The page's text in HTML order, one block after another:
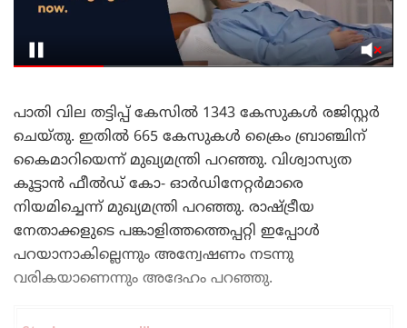
പാതി വില തട്ടിപ്പ് കേസിൽ 1343 കേസുകൾ രജിസ്റ്റർ
ചെയ്തു. ഇതിൽ 665 കേസുകൾ ക്രൈം ബ്രാഞ്ചിന്
കൈമാറിയെന്ന് മുഖ്യമന്ത്രി പറഞ്ഞു. വിശ്വാസ്യത
കൂട്ടാൻ ഫീൽഡ് കോ- ഓർഡിനേറ്റർമാരെ
നിയമിച്ചെന്ന് മുഖ്യമന്ത്രി പറഞ്ഞു. രാഷ്ട്രീയ
നേതാക്കളുടെ പങ്കാളിത്തത്തെപ്പറ്റി ഇപ്പോൾ
പറയാനാകില്ലെന്നും അന്വേഷണം നടന്നു
വരികയാണെന്നും അദേഹം പറഞ്ഞു.